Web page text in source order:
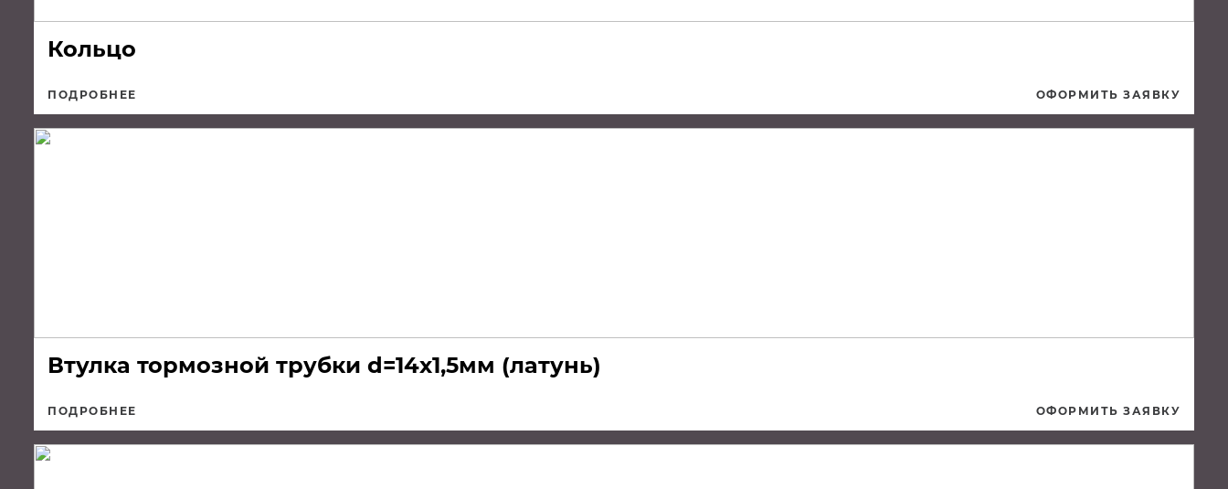
Кольцо
ПОДРОБНЕЕ ОФОРМИТЬ ЗАЯВКУ
Втулка тормозной трубки d=14х1,5мм (латунь)
ПОДРОБНЕЕ ОФОРМИТЬ ЗАЯВКУ